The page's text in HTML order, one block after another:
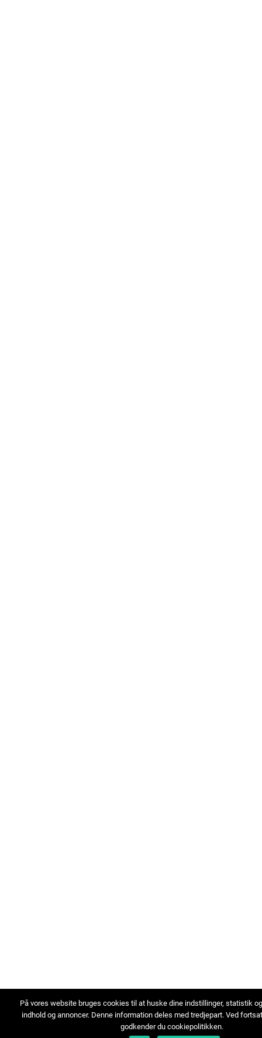
På vores website bruges cookies til at huske dine indstillinger, statistik
indhold og annoncer. Denne information deles med tredjepart. Ved
godkender du cookiepolitikken.